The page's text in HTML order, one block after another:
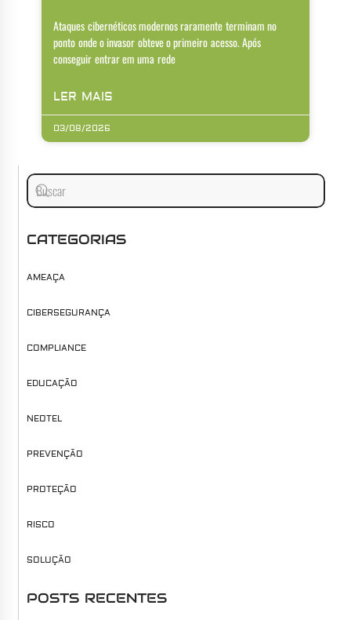
Ataques cibernéticos modernos raramente terminam no
ponto onde o invasor obteve o primeiro acesso. Após
conseguir entrar em uma rede
LER MAIS
03/08/2026
CATEGORIAS
AMEAÇA
CIBERSEGURANÇA
COMPLIANCE
EDUCAÇÃO
NEOTEL
PREVENÇÃO
PROTEÇÃO
RISCO
SOLUÇÃO
POSTS RECENTES